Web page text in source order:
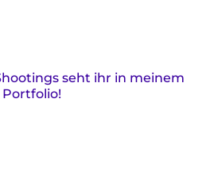
seht ihr in meinem
Portfolio!